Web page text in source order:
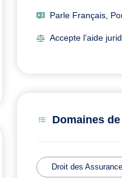
Parle Français,
Accepte l’aide
Domaines
Droit des